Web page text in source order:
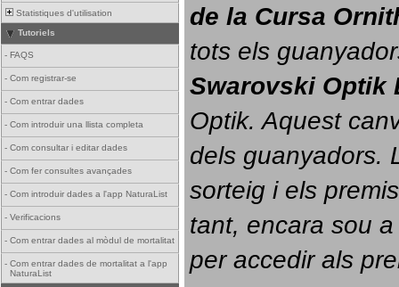
Statistiques d'utilisation
Tutoriels
- FAQS
- Com registrar-se
- Com entrar dades
- Com introduir una llista completa
- Com consultar i editar dades
- Com fer consultes avançades
- Com introduir dades a l'app NaturaList
- Verificacions
- Com entrar dades al mòdul de mortalitat
- Com entrar dades de mortalitat a l'app
NaturaList
de la Cursa
tots els
Swarovski Optik
Optik. Aquest
dels guanyadors.
sorteig i els
tant, encara sou
per accedir als